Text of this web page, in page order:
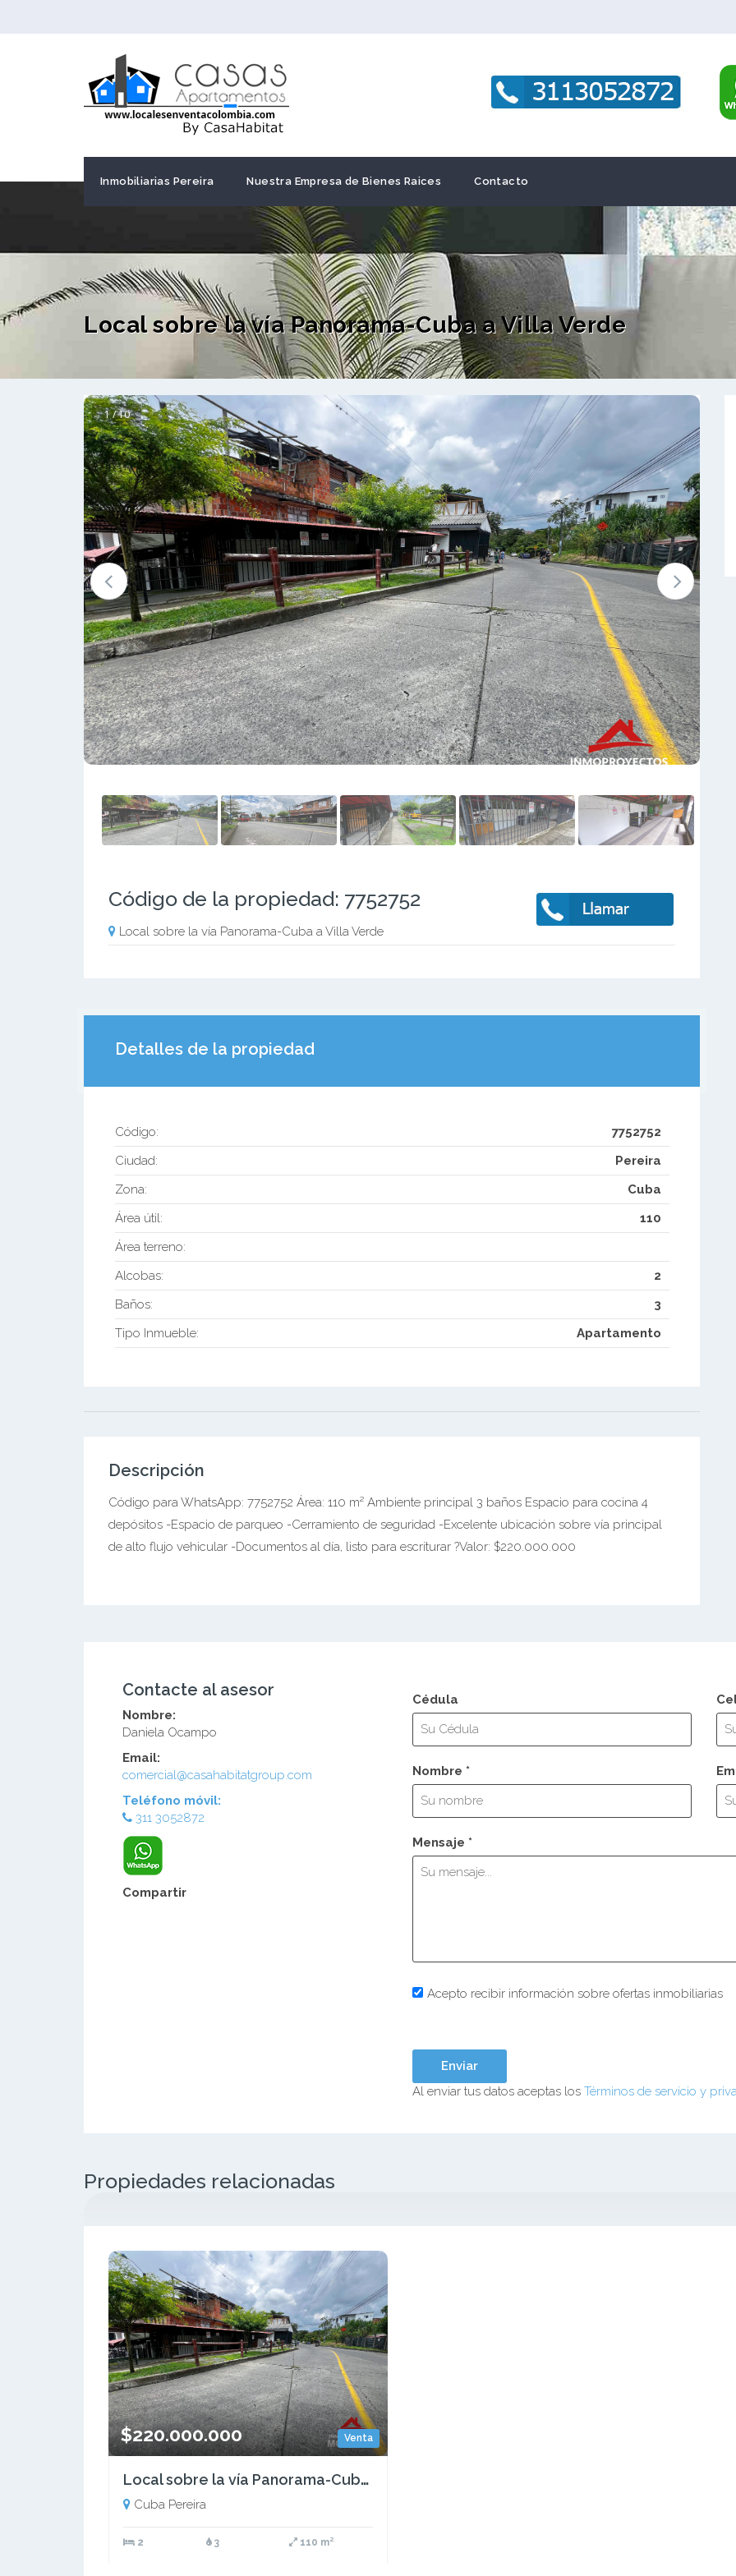
Inmobiliarias Pereira Nuestra Empresa de Bienes Raices Contacto
Local sobre la vía Panorama-Cuba a Villa Verde
1 / 10
Código de la propiedad: 7752752
Local sobre la vía Panorama-Cuba a Villa Verde
Detalles de la propiedad
Código:
7752752
Ciudad:
Pereira
Zona:
Cuba
Área útil:
110
Área terreno:
Alcobas:
2
Baños:
3
Tipo Inmueble:
Apartamento
Descripción
Código para WhatsApp: 7752752 Área: 110 m² Ambiente principal 3 baños Espacio para cocina 4
depósitos -Espacio de parqueo -Cerramiento de seguridad -Excelente ubicación sobre vía principal
de alto flujo vehicular -Documentos al día, listo para escriturar ?Valor: $220.000.000
Contacte al asesor
Nombre:
Daniela Ocampo
Email:
comercial@casahabitatgroup.com
Teléfono móvil:
311 3052872
Compartir
Cédula
Nombre *
Mensaje *
Acepto recibir información sobre ofertas inmobiliarias
Al enviar tus datos aceptas los Términos de servicio y
Propiedades relacionadas
Venta
$220.000.000
Local sobre la vía Panorama-Cuba a Villa Verde
Cuba Pereira
2 3 110 m²